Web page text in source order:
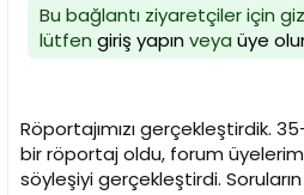
Bu bağlantı ziyaretçiler için
lütfen giriş yapınveya üye
Röportajımızı gerçekleştirdik.
bir röportaj oldu, forum
söyleşiyi gerçekleştirdi. Soruların